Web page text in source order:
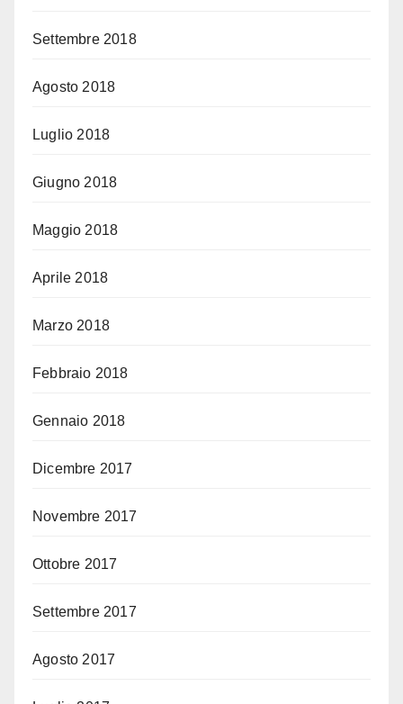
Settembre 2018
Agosto 2018
Luglio 2018
Giugno 2018
Maggio 2018
Aprile 2018
Marzo 2018
Febbraio 2018
Gennaio 2018
Dicembre 2017
Novembre 2017
Ottobre 2017
Settembre 2017
Agosto 2017